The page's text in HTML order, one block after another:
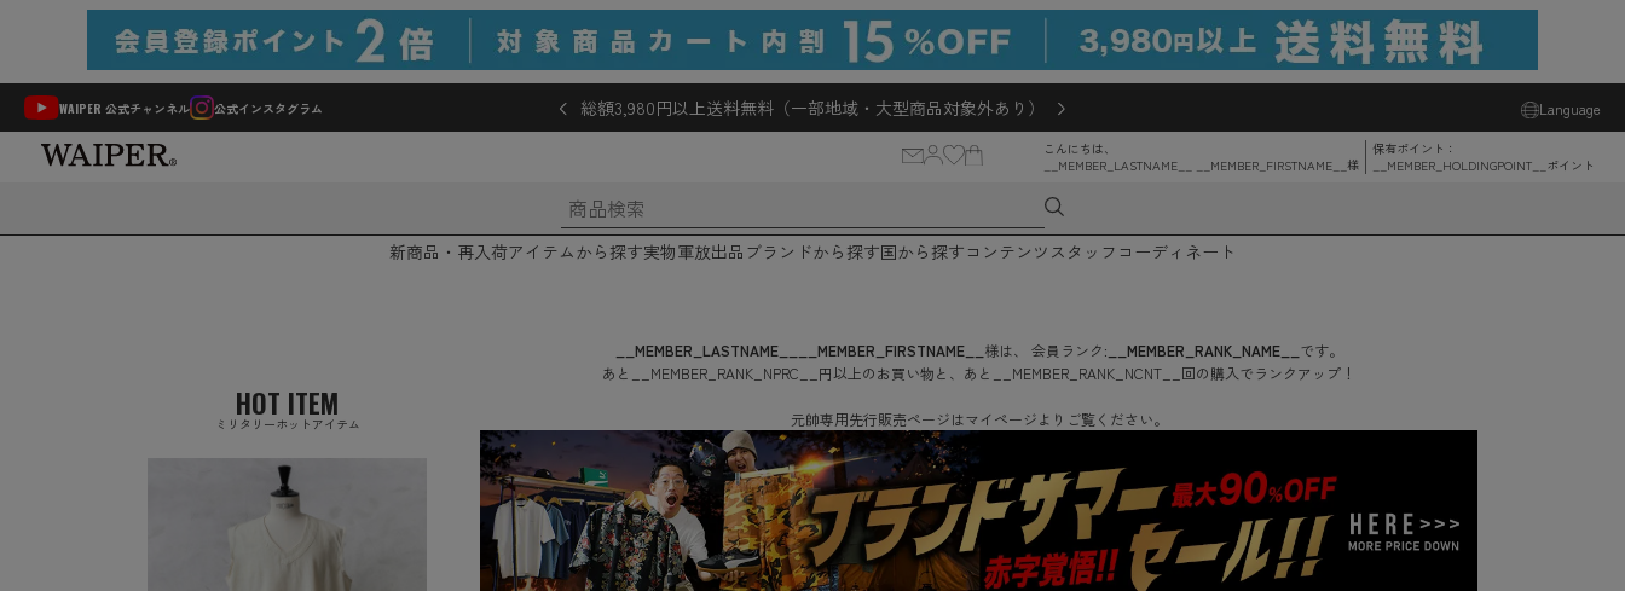
WAIPER 公式チャンネル 公式インスタグラム 総額3,980円以上送料無料（一部地域・大型商品対象外あり） Language
こんにちは、
__MEMBER_LASTNAME__ __MEMBER_FIRSTNAME__ 様
保有ポイント：
__MEMBER_HOLDINGPOINT__
ポイント
新商品・再入荷アイテムから探す実物軍放出品 ブランドから探す国から探す コンテンツ スタッフコーディネート
__MEMBER_LASTNAME__ __MEMBER_FIRSTNAME__ 様は、 会員ランク: __MEMBER_RANK_NAME__ です。
あと
__MEMBER_RANK_NPRC__ 円以上のお買い物と、あと __MEMBER_RANK_NCNT__ 回の購入でランクアップ！
元帥専用先行販売ページはマイページよりご覧ください。
HOT ITEM
ミリタリーホットアイテム